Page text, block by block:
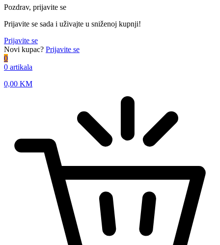
Pozdrav, prijavite se
Prijavite se sada i uživajte u sniženoj kupnji!
Prijavite se
Novi kupac? Prijavite se
0
0 artikala
0,00 KM